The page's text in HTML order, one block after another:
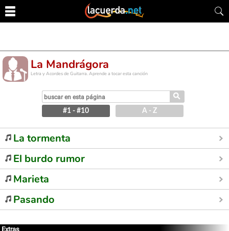
La Mandrágora
Letra y Acordes de Guitarra. Aprende a tocar esta canción
⚲
#1 - #10 A - Z
La tormenta
El burdo rumor
Marieta
Pasando
Extras